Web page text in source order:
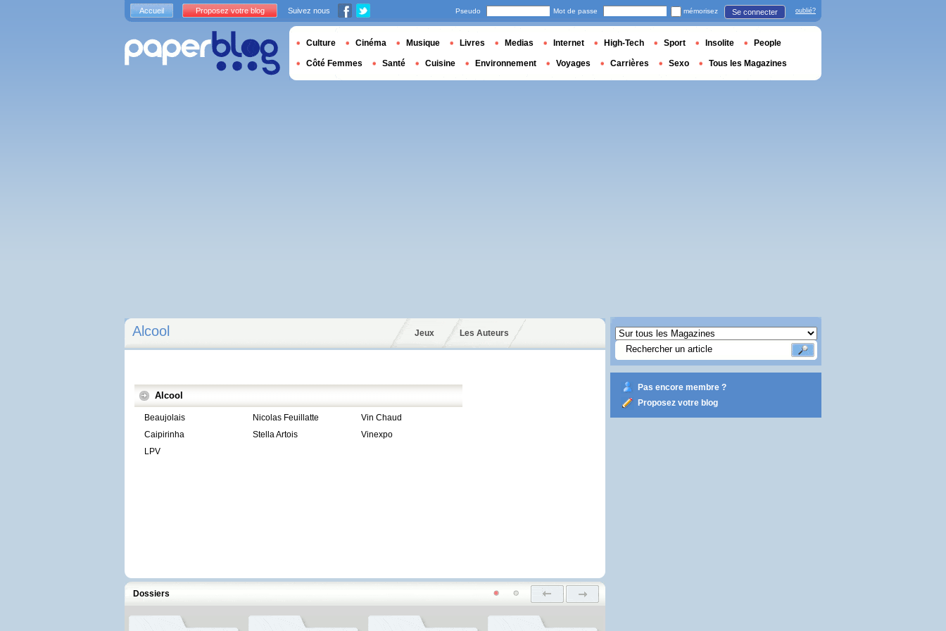
Alcool Jeux Les Auteurs
Alcool
Beaujolais
Caipirinha
LPV
Nicolas Feuillatte
Stella Artois
Vin Chaud
Vinexpo
Dossiers
Pas encore membre ?
Proposez votre blog
Accueil Proposez votre blog Suivez nous Pseudo Mot de passe mémorisez Se connecter oublié?
Culture Cinéma Musique Livres Medias Internet High-Tech Sport Insolite People
Côté Femmes Santé Cuisine Environnement Voyages Carrières Sexo Tous les Magazines